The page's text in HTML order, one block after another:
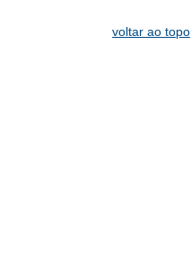
voltar ao topo